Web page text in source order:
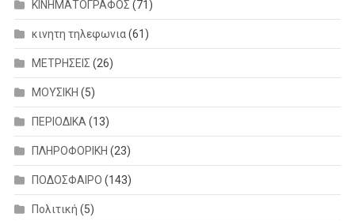
ΚΙΝΗΜΑΤΟΓΡΑΦΟΣ (71)
κινητη τηλεφωνια(61)
ΜΕΤΡΗΣΕΙΣ (26)
ΜΟΥΣΙΚΗ (5)
ΠΕΡΙΟΔΙΚΑ(13)
ΠΛΗΡΟΦΟΡΙΚΗ (23)
ΠΟΔΟΣΦΑΙΡΟ (143)
Πολιτική (5)